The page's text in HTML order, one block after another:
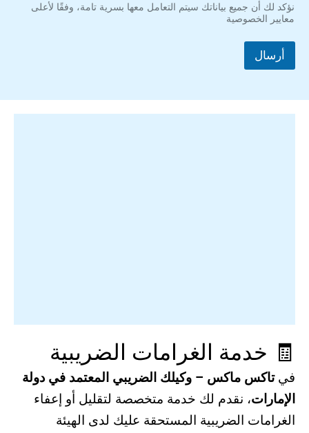
نؤكد لك أن جميع بياناتك سيتم التعامل معها بسرية تامة، وفقًا لأعلى
معايير الخصوصية
أرسال
🧾 خدمة الغرامات الضريبية
فيتاكس ماكس – وكيلك الضريبي المعتمد في دولة
الإمارات، نقدم لك خدمة متخصصة لتقليل أو إعفاء
الغرامات الضريبية المستحقة عليك لدى الهيئة